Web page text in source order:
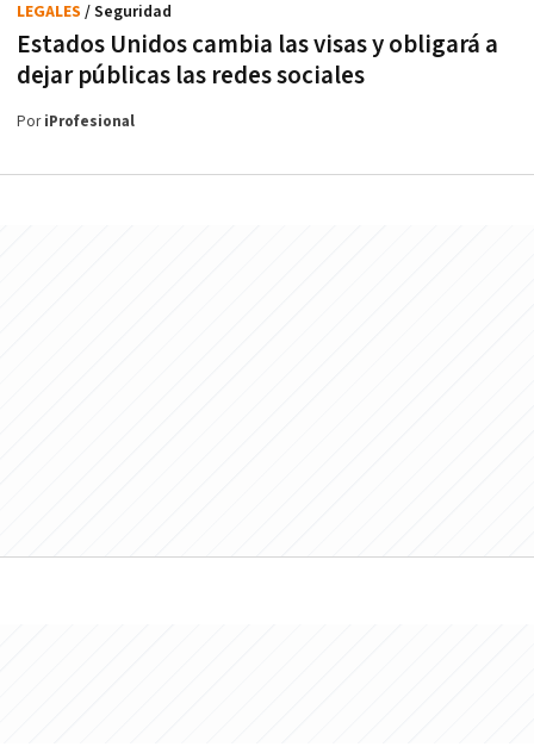
Estados Unidos cambia las visas y obligará a
dejar públicas las redes sociales
LEGALES / Seguridad
PoriProfesional